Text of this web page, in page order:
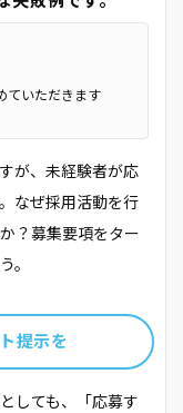
ていただきます
が、未経験者が応
なぜ採用活動を行
？募集要項をター
。
提示を
しても、「応募す